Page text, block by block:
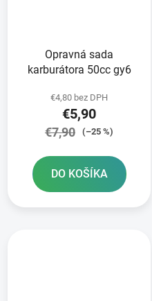
Opravná sada
karburátora 50cc gy6
€4,80 bez DPH
€5,90
€7,90 (–25 %)
DO KOŠÍKA